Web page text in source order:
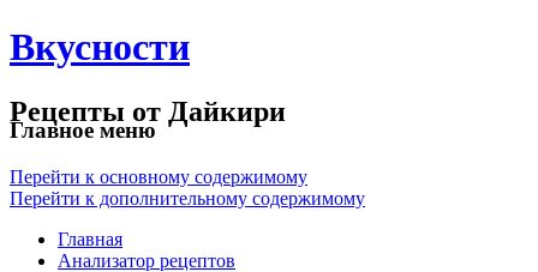
Вкусности
Рецепты от Дайкири
Главное меню
Перейти к основному содержимому
Перейти к дополнительному содержимому
Главная
Анализатор рецептов